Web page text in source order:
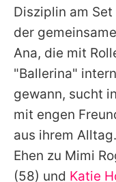
Disziplin am
der
Ana, die mit
"Ballerina"
gewann, sucht
mit engen
aus ihrem Alltag.
Ehen zu Mimi
(58) und Katie